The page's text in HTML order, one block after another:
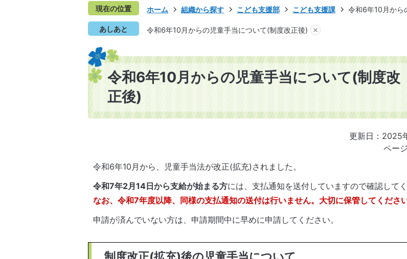
現在の位置 ホーム 組織から探す こども支援部 こども支援課 令和6年10月から
あしあと 令和6年10月からの児童手当について(制度改正後)
令和6年10月からの児童手当について(制度改
正後)
更新日：2025
ペー
令和6年10月から、児童手当法が改正(拡充)されました。
令和7年2月14日から支給が始まる方には、支払通知を送付していますので確認してく
なお、令和7年度以降、同様の支払通知の送付は行いません。大切に保管してください
申請が済んでいない方は、申請期間中に早めに申請してください。